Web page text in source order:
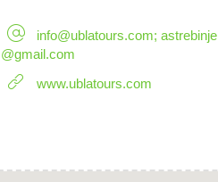
info@ublatours.com; astrebinje
@gmail.com
www.ublatours.com